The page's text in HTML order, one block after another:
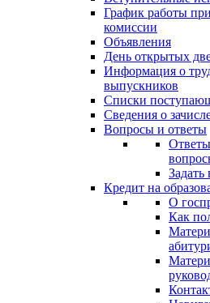
График работы
комиссии
Объявления
День открытых
Информация о
выпускников
Списки
Сведения о
Вопросы и ответы
Задать
Кредит на
О
Как